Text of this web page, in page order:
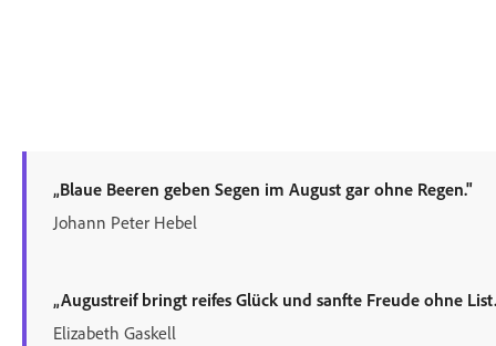
„Blaue Beeren geben Segen im August gar ohne Regen."
Johann Peter Hebel
„Augustreif bringt reifes Glück und sanfte Freude ohne
Elizabeth Gaskell